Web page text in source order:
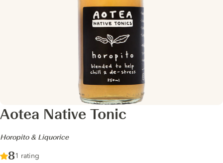
Aotea Native Tonic
-
Horopito & Liquorice
Score :
8/ 10
1 rating